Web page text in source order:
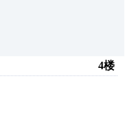
4楼